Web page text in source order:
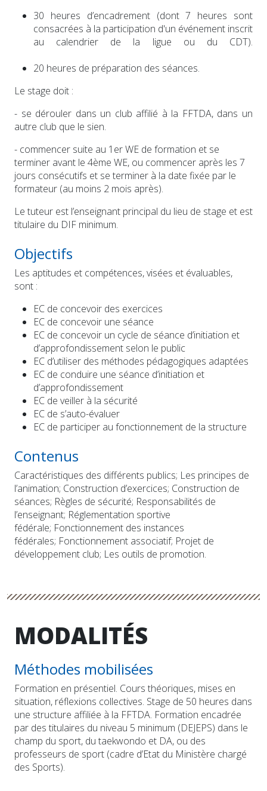
30 heures d’encadrement (dont 7 heures sont
consacrées à la participation d'un événement inscrit
au calendrier de la ligue ou du CDT).
20 heures de préparation des séances.
Le stage doit :
- se dérouler dans un club affilié à la FFTDA, dans un
autre club que le sien.
- commencer suite au 1er WE de formation et se
terminer avant le 4ème WE, ou commencer après les 7
jours consécutifs et se terminer à la date fixée par le
formateur (au moins 2 mois après).
Le tuteur est l’enseignant principal du lieu de stage et est
titulaire du DIF minimum.
Objectifs
Les aptitudes et compétences, visées et évaluables,
sont :
EC de concevoir des exercices
EC de concevoir une séance
EC de concevoir un cycle de séance d’initiation et
d’approfondissement selon le public
EC d’utiliser des méthodes pédagogiques adaptées
EC de conduire une séance d’initiation et
d’approfondissement
EC de veiller à la sécurité
EC de s’auto-évaluer
EC de participer au fonctionnement de la structure
Contenus
Caractéristiques des différents publics; Les principes de
l’animation; Construction d’exercices; Construction de
séances; Règles de sécurité; Responsabilités de
l’enseignant; Réglementation sportive
fédérale; Fonctionnement des instances
fédérales; Fonctionnement associatif; Projet de
développement club; Les outils de promotion.
MODALITÉS
Méthodes mobilisées
Formation en présentiel. Cours théoriques, mises en
situation, réflexions collectives. Stage de 50 heures dans
une structure affiliée à la FFTDA. Formation encadrée
par des titulaires du niveau 5 minimum (DEJEPS) dans le
champ du sport, du taekwondo et DA, ou des
professeurs de sport (cadre d’Etat du Ministère chargé
des Sports).